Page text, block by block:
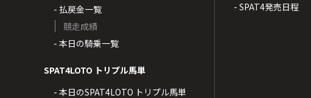
- 払戻金一覧
競走成績
- 本日の騎乗一覧
SPAT4LOTO トリプル馬単
- 本日のSPAT4LOTO トリプル馬単
- SPAT4発売日程